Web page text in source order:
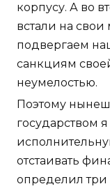
корпусу. А во
встали на
подвергаем
санкциям
неумелостью.
Поэтому
государством
отстаивать
определил три